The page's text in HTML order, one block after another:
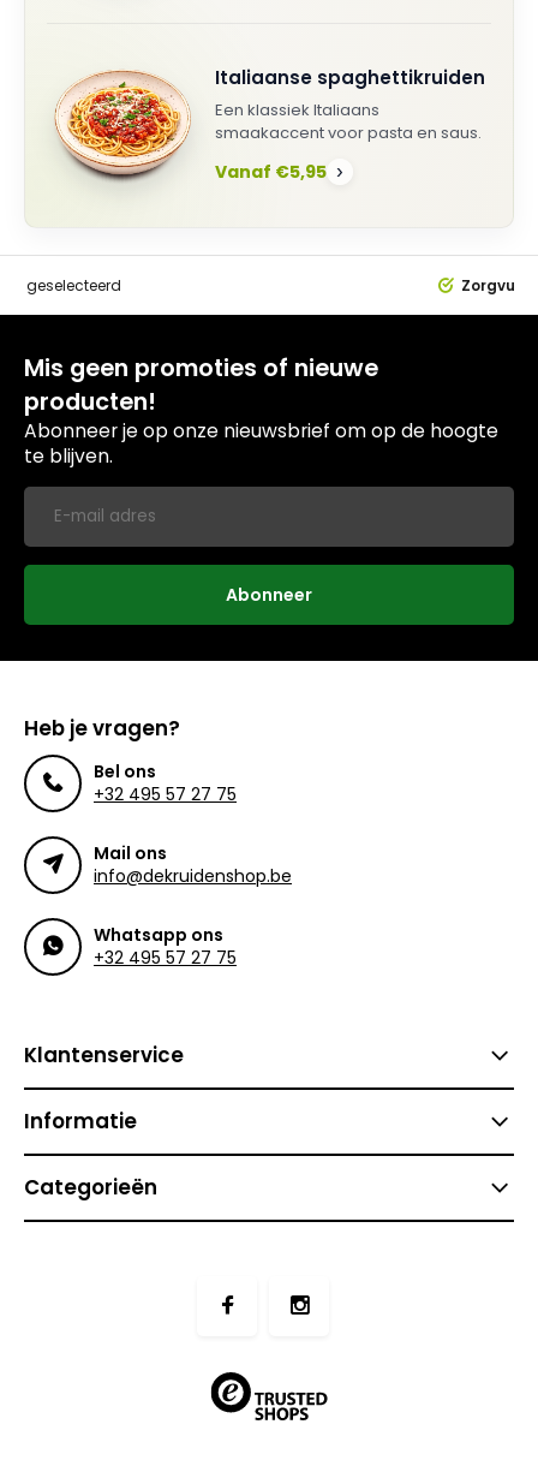
Italiaanse spaghettikruiden
Een klassiek Italiaans
smaakaccent voor pasta en saus.
Vanaf €5,95 ›
geselecteerd
Mis geen promoties of nieuwe
producten!
Abonneer je op onze nieuwsbrief om op de hoogte
te blijven.
Abonneer
Heb je vragen?
Bel ons
+32 495 57 27 75
Mail ons
info@dekruidenshop.be
Whatsapp ons
+32 495 57 27 75
Klantenservice
Informatie
Categorieën